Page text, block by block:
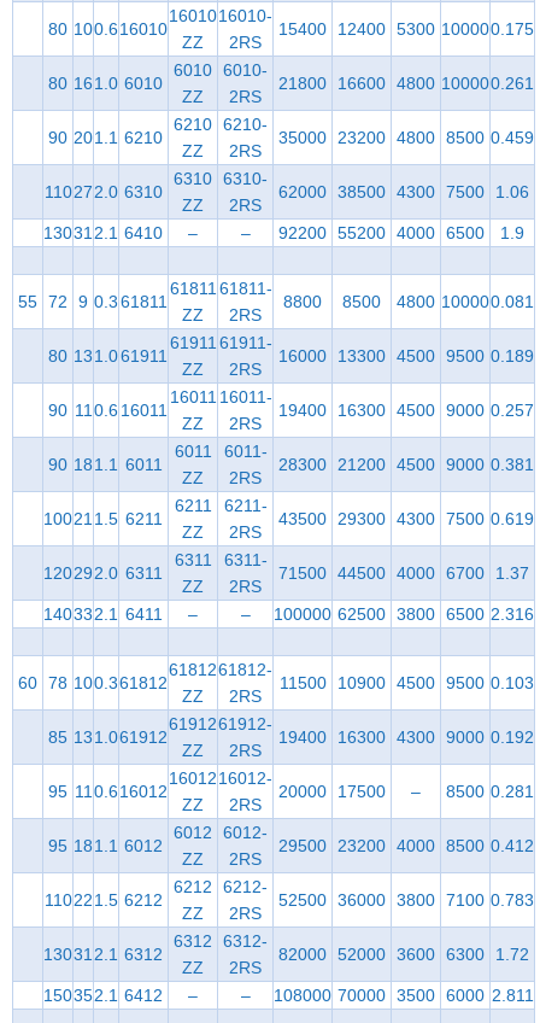
80 100.616010
16010
ZZ
16010-
2RS
15400 12400 5300 100000.175
80 161.0 6010
6010
ZZ
6010-
2RS
21800 16600 4800 100000.261
90 201.1 6210
6210
ZZ
6210-
2RS
35000 23200 4800 8500 0.459
110272.0 6310
6310
ZZ
6310-
2RS
62000 38500 4300 7500 1.06
130312.1 6410 – – 92200 55200 4000 6500 1.9
55 72 9 0.361811
61811
ZZ
61811-
2RS
8800 8500 4800 100000.081
80 131.061911
61911
ZZ
61911-
2RS
16000 13300 4500 9500 0.189
90 110.616011
16011
ZZ
16011-
2RS
19400 16300 4500 9000 0.257
90 181.1 6011
6011
ZZ
6011-
2RS
28300 21200 4500 9000 0.381
100211.5 6211
6211
ZZ
6211-
2RS
43500 29300 4300 7500 0.619
120292.0 6311
6311
ZZ
6311-
2RS
71500 44500 4000 6700 1.37
140332.1 6411 – – 100000 62500 3800 6500 2.316
60 78 100.361812
61812
ZZ
61812-
2RS
11500 10900 4500 9500 0.103
85 131.061912
61912
ZZ
61912-
2RS
19400 16300 4300 9000 0.192
95 110.616012
16012
ZZ
16012-
2RS
20000 17500 – 8500 0.281
95 181.1 6012
6012
ZZ
6012-
2RS
29500 23200 4000 8500 0.412
110221.5 6212
6212
ZZ
6212-
2RS
52500 36000 3800 7100 0.783
130312.1 6312
6312
ZZ
6312-
2RS
82000 52000 3600 6300 1.72
150352.1 6412 – – 108000 70000 3500 6000 2.811